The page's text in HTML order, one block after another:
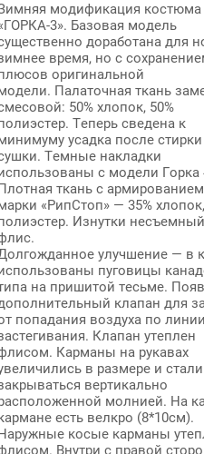
модификация костюма
3». Базовая модель
доработана для
время, но с
оригинальной
Палаточная ткань
50% хлопок, 50%
Теперь сведена к
усадка после
Темные накладки
с модели Горка
ткань с армированием
«РипСтоп» — 35%
Изнутки несъемный
улучшение — в
пуговицы
на пришитой тесьме.
клапан для
попадания воздуха по линии
Клапан утеплен
Карманы на рукавах
в размере и стали
вертикально
молнией. На
есть велкро (8*10см).
косые карманы
Внутри с правой